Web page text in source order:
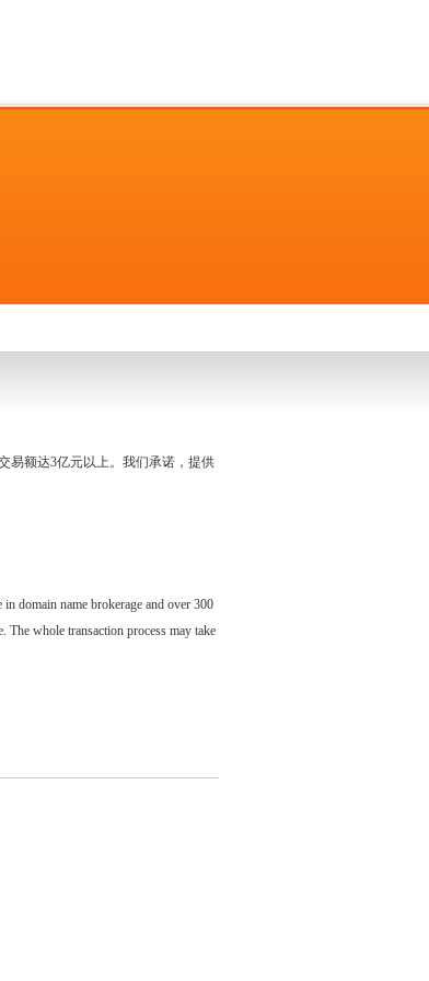
易额达3亿元以上。我们承诺，提供
domain name brokerage and over 300
whole transaction process may take